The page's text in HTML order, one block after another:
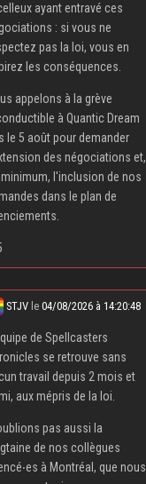
ayant entravé ces
: si vous ne
pas la loi, vous en
les conséquences.
appelons à la grève
à Quantic Dream
le 5 août pour demander
des négociations et,
minimum, l'inclusion de nos
dans le plan de
STJV le04/08/2026 à 14:20:48
de Spellcasters
se retrouve sans
travail depuis 2 mois et
aux mépris de la loi.
pas aussi la
de nos collègues
à Montréal, que nous